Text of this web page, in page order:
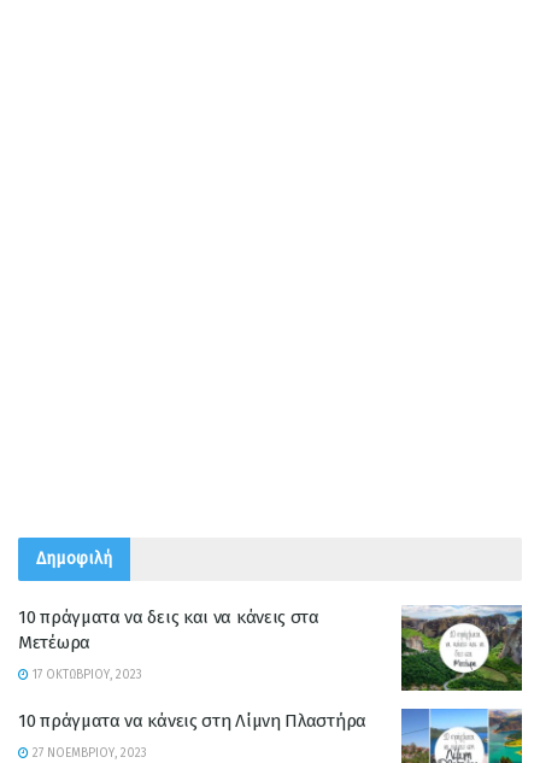
Δημοφιλή
10 πράγματα να δεις και να κάνεις στα
Μετέωρα
17 ΟΚΤΩΒΡΊΟΥ, 2023
10 πράγματα να κάνεις στη Λίμνη Πλαστήρα
27 ΝΟΕΜΒΡΊΟΥ, 2023